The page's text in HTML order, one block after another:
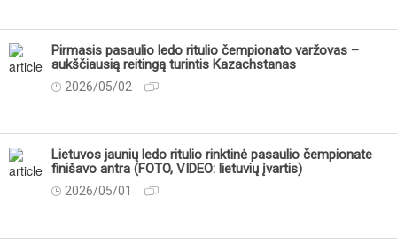
Pirmasis pasaulio ledo ritulio čempionato varžovas –
aukščiausią reitingą turintis Kazachstanas
2026/05/02
Lietuvos jaunių ledo ritulio rinktinė pasaulio čempionate
finišavo antra (FOTO, VIDEO: lietuvių įvartis)
2026/05/01